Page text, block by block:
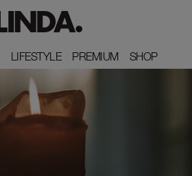
LIFESTYLE
LIFESTYLE PREMIUM
PREMIUM SHOP
SHOP